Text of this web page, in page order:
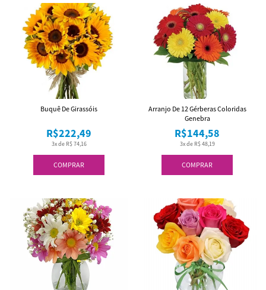
COMPRAR
3x de R$ 74,16
R$222,49
Buquê De Girassóis
COMPRAR
3x de R$ 48,19
R$144,58
Arranjo De 12 Gérberas Coloridas
Genebra